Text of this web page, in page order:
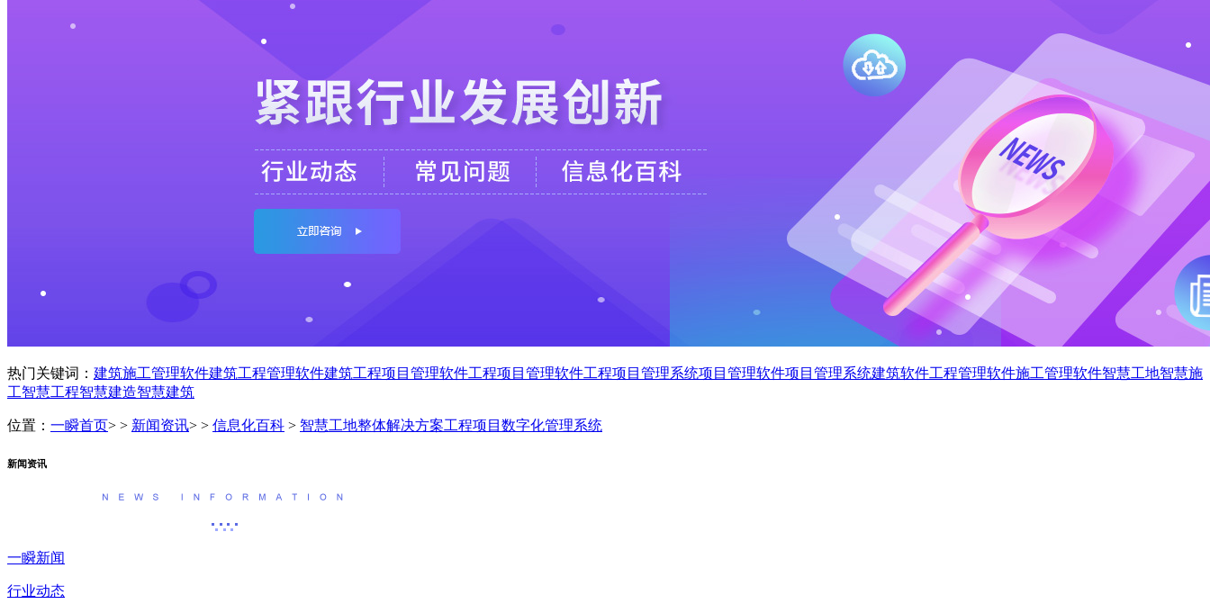
热门关键词： 建筑施工管理软件建筑工程管理软件建筑工程项目管理软件工程项目管理软件工程项目管理系统项目管理软件项目管理系统建筑软件工程管理软件施工管理软件智慧工地智慧施
工智慧工程智慧建造智慧建筑
位置： 一瞬首页> > 新闻资讯> > 信息化百科 > 智慧工地整体解决方案工程项目数字化管理系统
新闻资讯
一瞬新闻
行业动态